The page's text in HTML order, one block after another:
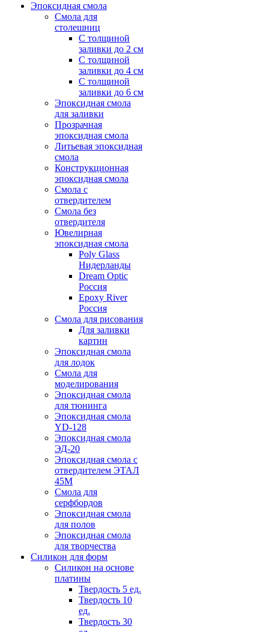
Эпоксидная смола
Смола для
столешниц
С толщиной
заливки до 2 см
С толщиной
заливки до 4 см
С толщиной
заливки до 6 см
Эпоксидная смола
для заливки
Прозрачная
эпоксидная смола
Литьевая эпоксидная
смола
Конструкционная
эпоксидная смола
Смола с
отвердителем
Смола без
отвердителя
Ювелирная
эпоксидная смола
Poly Glass
Нидерланды
Dream Optic
Россия
Epoxy River
Россия
Смола для рисования
Для заливки
картин
Эпоксидная смола
для лодок
Смола для
моделирования
Эпоксидная смола
для тюнинга
Эпоксидная смола
YD-128
Эпоксидная смола
ЭД-20
Эпоксидная смола с
отвердителем ЭТАЛ
45М
Смола для
серфбордов
Эпоксидная смола
для полов
Эпоксидная смола
для творчества
Силикон для форм
Силикон на основе
платины
Твердость 5 ед.
Твердость 10
ед.
Твердость 30